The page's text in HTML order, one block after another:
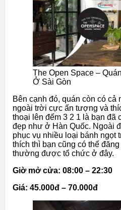
The Open Space –
Ở Sài Gòn
Bên cạnh đó, quán còn có
ngoài trời cực ấn tượng và
thoại lên đếm 3 2 1 là bạn đã
đẹp như ở Hàn Quốc. Ngoài
phục vụ nhiều loại bánh ngọt
thích thì bạn cũng có thể
thường được tổ chức ở đây.
Giờ mở cửa: 08:00 – 22:30
Giá: 45.000đ – 70.000đ